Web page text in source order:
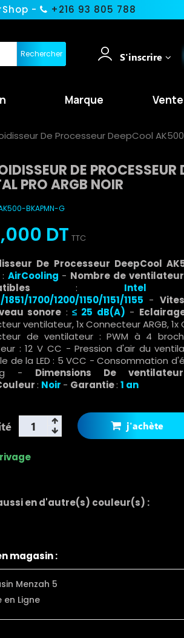
- +216 93 805 788
Rechercher S'inscrire
Marque
De Processeur DeepCool
DE
PRO ARGB NOIR
BKAPMN-G
DT TTC
De Processeur DeepCool
: AirCooling - Nombre de
:
1700/1200/1150/1151/1155 -
sonore : ≤ 25 dB(A) -
ventilateur, 1x Connecteur ARGB,
de ventilateur : PWM à 4
: 12 V CC - Pression d'air du
de la LED : 5 VCC - Consommation
g - Dimensions De
: Noir - Garantie: 1 an
j'achète
en d'autre(s) couleur(s) :
magasin :
Menzah 5
en Ligne